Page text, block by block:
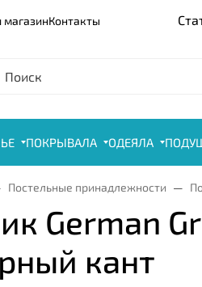
Контакты
ПОКРЫВАЛА ОДЕЯЛА
Постельные принадлежности
German
кант